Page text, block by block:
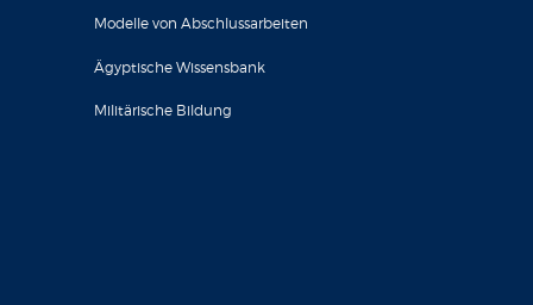
Modelle von Abschlussarbeiten
Ägyptische Wissensbank
Militärische Bildung